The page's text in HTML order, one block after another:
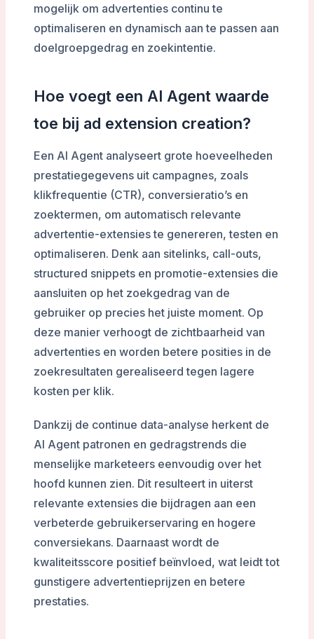
mogelijk om advertenties continu te
optimaliseren en dynamisch aan te passen aan
doelgroepgedrag en zoekintentie.
Hoe voegt een AI Agent waarde
toe bij ad extension creation?
Een AI Agent analyseert grote hoeveelheden
prestatiegegevens uit campagnes, zoals
klikfrequentie (CTR), conversieratio’s en
zoektermen, om automatisch relevante
advertentie-extensies te genereren, testen en
optimaliseren. Denk aan sitelinks, call-outs,
structured snippets en promotie-extensies die
aansluiten op het zoekgedrag van de
gebruiker op precies het juiste moment. Op
deze manier verhoogt de zichtbaarheid van
advertenties en worden betere posities in de
zoekresultaten gerealiseerd tegen lagere
kosten per klik.
Dankzij de continue data-analyse herkent de
AI Agent patronen en gedragstrends die
menselijke marketeers eenvoudig over het
hoofd kunnen zien. Dit resulteert in uiterst
relevante extensies die bijdragen aan een
verbeterde gebruikerservaring en hogere
conversiekans. Daarnaast wordt de
kwaliteitsscore positief beïnvloed, wat leidt tot
gunstigere advertentieprijzen en betere
prestaties.